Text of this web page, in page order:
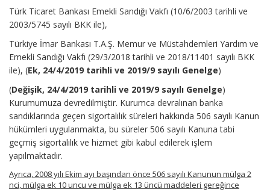
Türk Ticaret Bankası Emekli Sandığı Vakfı (10/6/2003 tarihli ve
2003/5745 sayılı BKK ile),
Türkiye İmar Bankası T.A.Ş. Memur ve Müstahdemleri Yardım ve
Emekli Sandığı Vakfı (29/3/2018 tarihli ve 2018/11401 sayılı BKK
ile), (Ek, 24/4/2019 tarihli ve 2019/9 sayılı Genelge)
(Değişik, 24/4/2019 tarihli ve 2019/9 sayılı Genelge)
Kurumumuza devredilmiştir. Kurumca devralınan banka
sandıklarında geçen sigortalılık süreleri hakkında 506 sayılı Kanun
hükümleri uygulanmakta, bu süreler 506 sayılı Kanuna tabi
geçmiş sigortalılık ve hizmet gibi kabul edilerek işlem
yapılmaktadır.
Ayrıca, 2008 yılı Ekim ayı başından önce 506 sayılı Kanunun mülga 2
nci, mülga ek 10 uncu ve mülga ek 13 üncü maddeleri gereğince